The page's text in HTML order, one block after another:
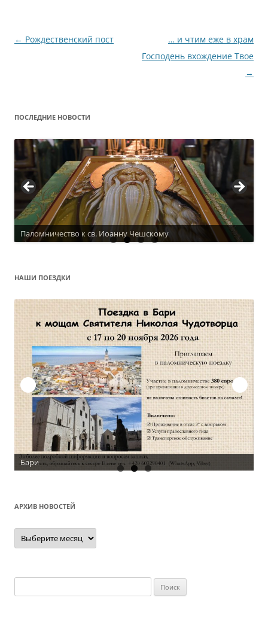
Навигация
← Рождественский пост
… и чтим еже в храм
Господень вхождение Твое
→
ПОСЛЕДНИЕ НОВОСТИ
Паломничество к св. Иоанну Чешскому
Актуальное расписание
НАШИ ПОЕЗДКИ
Бари
АРХИВ НОВОСТЕЙ
Архив
новостей